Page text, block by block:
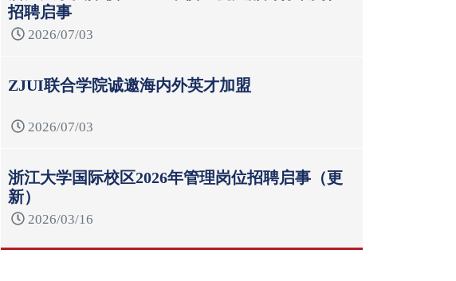
招聘启事
2026/07/03
ZJUI联合学院诚邀海内外英才加盟
2026/07/03
浙江大学国际校区2026年管理岗位招聘启事（更
新）
2026/03/16